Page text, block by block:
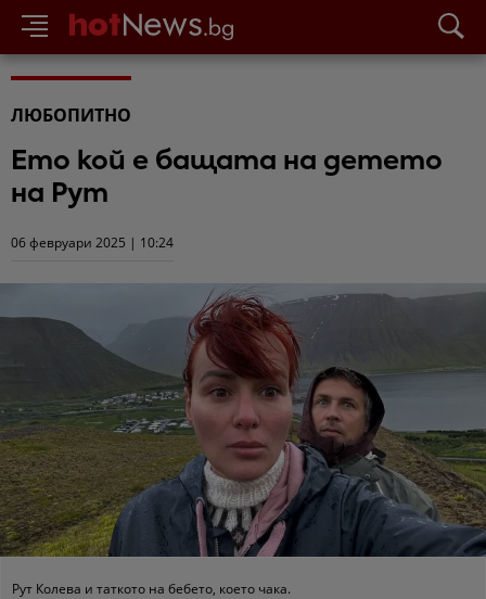
ЛЮБОПИТНО
Ето кой е бащата на детето
на Рут
06 февруари 2025 | 10:24
Рут Колева и таткото на бебето, което чака.